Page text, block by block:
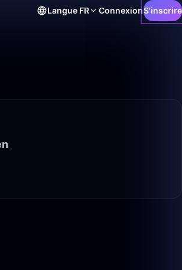
Langue FR ConnexionS'inscrire